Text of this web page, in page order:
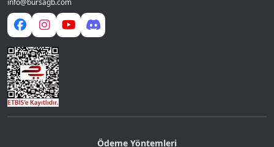
info@bursagb.com
Ödeme Yöntemleri